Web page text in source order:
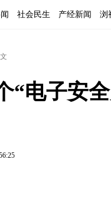
社会民生 产经新闻 浏
“电子安